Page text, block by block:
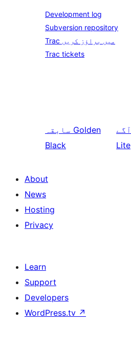
Development log
Subversion repository
Trac میں براؤز کریں
Trac tickets
سابقہ Golden
Black
آگے
Lite
About
News
Hosting
Privacy
Learn
Support
Developers
WordPress.tv ↗